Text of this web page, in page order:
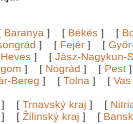
Baranya ] [ Békés ] [
] [ Fejér ] [
Heves ] [ Jász-Nagykun-
] [ Nógrád ] [ Pest
Bereg ] [ Tolna ] [ Vas
] [ Trnavský kraj ] [
] [ Žilinský kraj ] [